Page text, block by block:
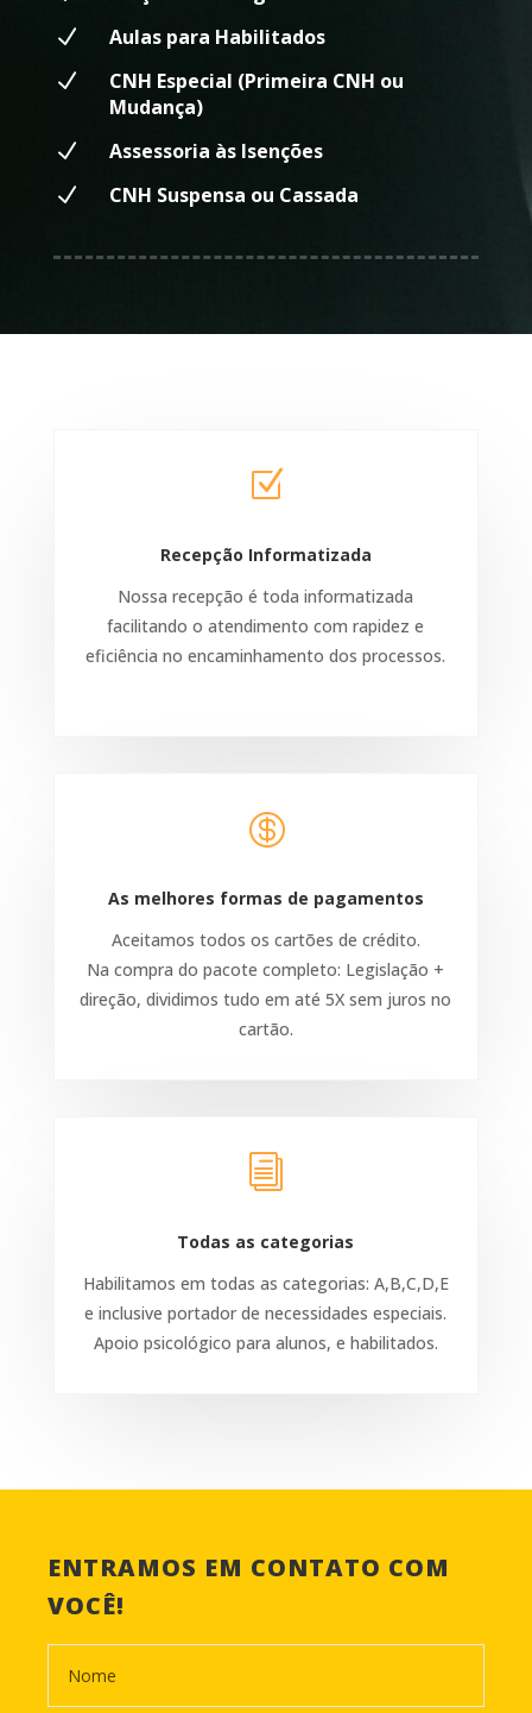
N
Aulas para Habilitados
N
CNH Especial (Primeira CNH ou
Mudança)
N
Assessoria às Isenções
N
CNH Suspensa ou Cassada
Z
Recepção Informatizada
Nossa recepção é toda informatizada
facilitando o atendimento com rapidez e
eficiência no encaminhamento dos processos.

As melhores formas de pagamentos
Aceitamos todos os cartões de crédito.
Na compra do pacote completo: Legislação +
direção, dividimos tudo em até 5X sem juros no
cartão.
i
Todas as categorias
Habilitamos em todas as categorias: A,B,C,D,E
e inclusive portador de necessidades especiais.
Apoio psicológico para alunos, e habilitados.
ENTRAMOS EM CONTATO COM
VOCÊ!